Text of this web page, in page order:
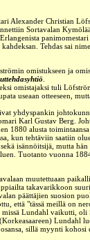
Alexander Christian
Sortavalan
Tehdas sai
omistukseen ja
omistajaksi tuli
useaan otteeseen,
yhdyspankin
Karl Gustav Berg.
1880 alusta
kun tehtäviin saatiin
isännöitsijä, mutta hän
Tuotanto vuonna
muutettuaan
takavarikkoon
päättäjien suosion
että "tässä meillä on
Lundahl vaikutti, oli
Lundahl
sillä myynti kohosi